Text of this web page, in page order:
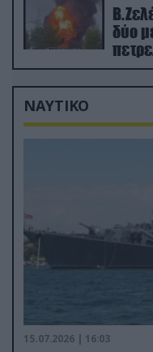
δύο
ΝΑΥΤΙΚΟ
15.07.2026 | 16:03